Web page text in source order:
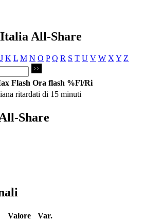
All-Share
J K L M N O P Q R S T U V W X Y Z
Flash Ora flash %Fl/Ri
ritardati di 15 minuti
Share
Valore
Var.